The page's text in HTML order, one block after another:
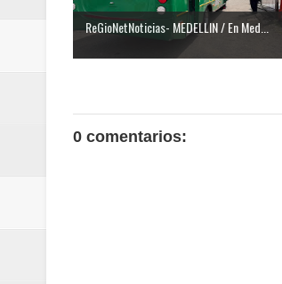
ReGioNetNoticias- MEDELLIN / En Med...
0 comentarios: